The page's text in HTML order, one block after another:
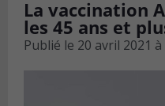
La vaccination
les 45 ans et
Publié le 20 avril 2021